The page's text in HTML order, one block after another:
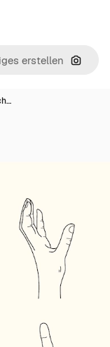
Nach